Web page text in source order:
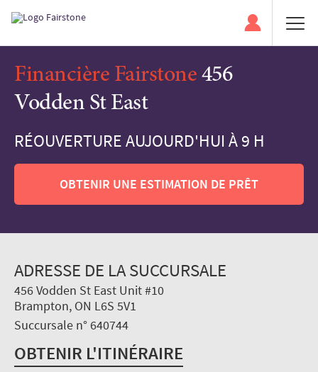
Financière Fairstone 456
Vodden St East
RÉOUVERTURE AUJOURD'HUI À 9 H
OBTENIR UNE ESTIMATION DE PRÊT
ADRESSE DE LA SUCCURSALE
456 Vodden St East Unit #10
Brampton, ON L6S 5V1
Succursale n° 640744
OBTENIR L'ITINÉRAIRE